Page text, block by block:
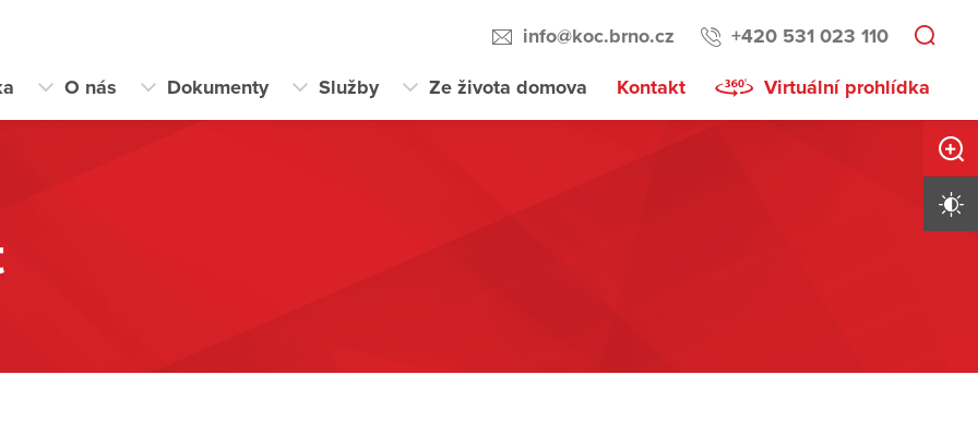
info@koc.brno.cz +420 531 023 110
O nás Dokumenty Služby Ze života domova Kontakt Virtuální prohlídka